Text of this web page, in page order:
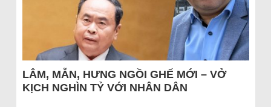
LÂM, MẪN, HƯNG NGỒI GHẾ MỚI – VỞ
KỊCH NGHÌN TỶ VỚI NHÂN DÂN